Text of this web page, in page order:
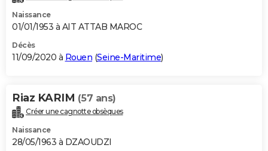
Naissance
01/01/1953 à AIT ATTAB MAROC
Décès
11/09/2020 à Rouen (Seine-Maritime)
Riaz KARIM (57 ans)
Créer une cagnotte obsèques
Naissance
28/05/1963 à DZAOUDZI